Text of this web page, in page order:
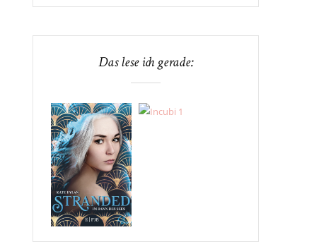
Das lese ich gerade: